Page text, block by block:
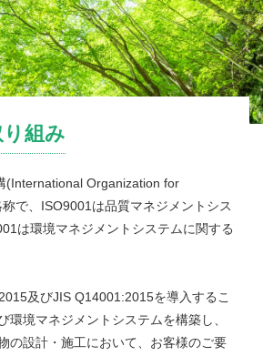
り組み
(International Organization for
で、ISO9001は品質マネジメントシス
は環境マネジメントシステムに関する
及びJIS Q14001:2015を導入するこ
環境マネジメントシステムを構築し、
の設計・施工において、お客様のご要